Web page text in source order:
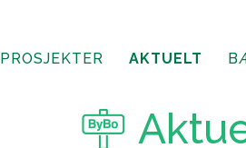
PROSJEKTER AKTUELT